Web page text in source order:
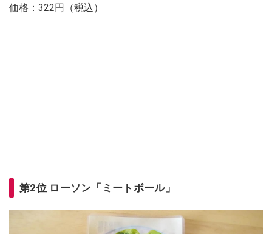
価格：322円（税込）
第2位 ローソン「ミートボール」